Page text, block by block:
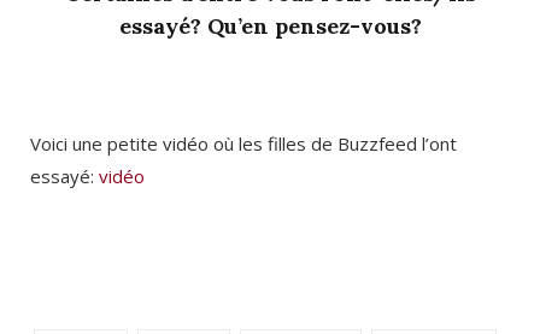
essayé? Qu’en pensez-vous?
Voici une petite vidéo où les filles de Buzzfeed l’ont
essayé: vidéo